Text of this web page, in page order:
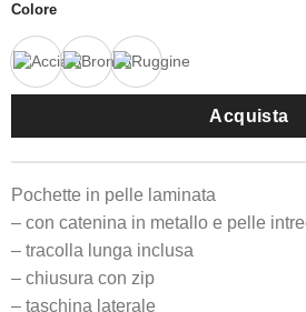
109,00€.
Colore
Acquista
Pochette in pelle laminata
– con catenina in metallo e pelle
– tracolla lunga inclusa
– chiusura con zip
– taschina laterale